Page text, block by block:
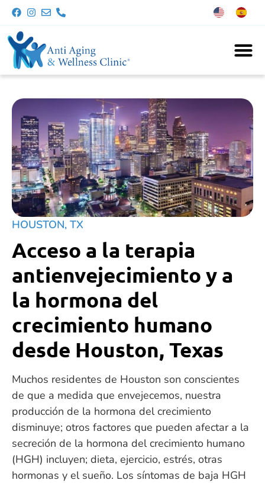
HOUSTON, TX
Acceso a la terapia
antienvejecimiento y a
la hormona del
crecimiento humano
desde Houston, Texas
Muchos residentes de Houston son conscientes
de que a medida que envejecemos, nuestra
producción de la hormona del crecimiento
disminuye; otros factores que pueden afectar a la
secreción de la hormona del crecimiento humano
(HGH) incluyen; dieta, ejercicio, estrés, otras
hormonas y el sueño. Los síntomas de baja HGH